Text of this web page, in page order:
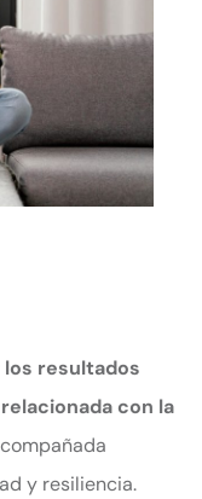
resultados
con la
y resiliencia.